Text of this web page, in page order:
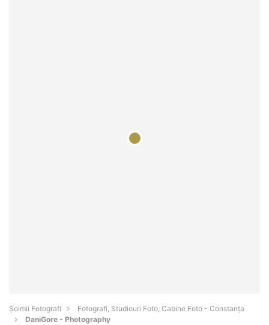
Șoimii Fotografi
Fotografi, Studiouri Foto, Cabine Foto - Constanţa
DaniGore - Photography